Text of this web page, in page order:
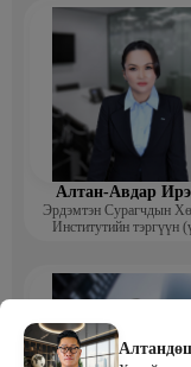
Алтан-Авдар
Эрдэмтэн Сурагчдын
Институтийн тэргүүн